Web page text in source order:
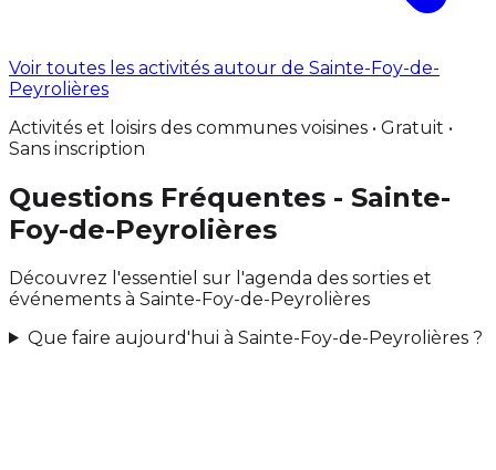
Voir toutes les activités autour de Sainte-Foy-de-
Peyrolières
Activités et loisirs des communes voisines • Gratuit •
Sans inscription
Questions Fréquentes - Sainte-
Foy-de-Peyrolières
Découvrez l'essentiel sur l'agenda des sorties et
événements à Sainte-Foy-de-Peyrolières
Que faire aujourd'hui à Sainte-Foy-de-Peyrolières ?